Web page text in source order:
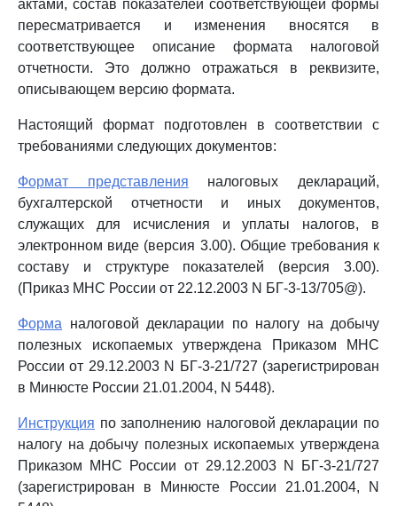
актами, состав показателей соответствующей формы
пересматривается и изменения вносятся в
соответствующее описание формата налоговой
отчетности. Это должно отражаться в реквизите,
описывающем версию формата.
Настоящий формат подготовлен в соответствии с
требованиями следующих документов:
Формат представления налоговых деклараций,
бухгалтерской отчетности и иных документов,
служащих для исчисления и уплаты налогов, в
электронном виде (версия 3.00). Общие требования к
составу и структуре показателей (версия 3.00).
(Приказ МНС России от 22.12.2003 N БГ-3-13/705@).
Форма налоговой декларации по налогу на добычу
полезных ископаемых утверждена Приказом МНС
России от 29.12.2003 N БГ-3-21/727 (зарегистрирован
в Минюсте России 21.01.2004, N 5448).
Инструкция по заполнению налоговой декларации по
налогу на добычу полезных ископаемых утверждена
Приказом МНС России от 29.12.2003 N БГ-3-21/727
(зарегистрирован в Минюсте России 21.01.2004, N